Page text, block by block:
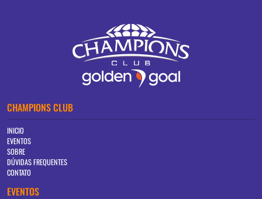
CHAMPIONS CLUB
INICIO
EVENTOS
SOBRE
DÚVIDAS FREQUENTES
CONTATO
EVENTOS